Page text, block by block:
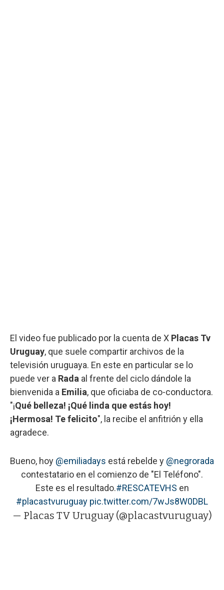
El video fue publicado por la cuenta de X Placas Tv
Uruguay, que suele compartir archivos de la
televisión uruguaya. En este en particular se lo
puede ver a Rada al frente del ciclo dándole la
bienvenida a Emilia, que oficiaba de co-conductora.
"¡Qué belleza! ¡Qué linda que estás hoy!
¡Hermosa! Te felicito", la recibe el anfitrión y ella
agradece.
Bueno, hoy @emiliadays está rebelde y @negrorada
contestatario en el comienzo de "El Teléfono".
Este es el resultado.#RESCATEVHS en
#placastvuruguay pic.twitter.com/7wJs8W0DBL
— Placas TV Uruguay (@placastvuruguay)